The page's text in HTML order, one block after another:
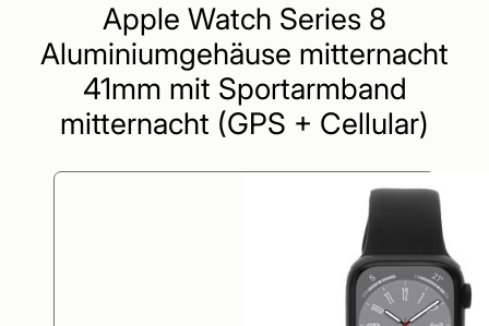
Apple Watch Series 8
Aluminiumgehäuse mitternacht
41mm mit Sportarmband
mitternacht (GPS + Cellular)